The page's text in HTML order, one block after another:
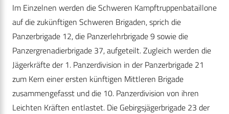
Im Einzelnen werden die Schweren Kampftruppenbataillone
auf die zukünftigen Schweren Brigaden, sprich die
Panzerbrigade 12, die Panzerlehrbrigade 9 sowie die
Panzergrenadierbrigade 37, aufgeteilt. Zugleich werden die
Jägerkräfte der 1. Panzerdivision in der Panzerbrigade 21
zum Kern einer ersten künftigen Mittleren Brigade
zusammengefasst und die 10. Panzerdivision von ihren
Leichten Kräften entlastet. Die Gebirgsjägerbrigade 23 der